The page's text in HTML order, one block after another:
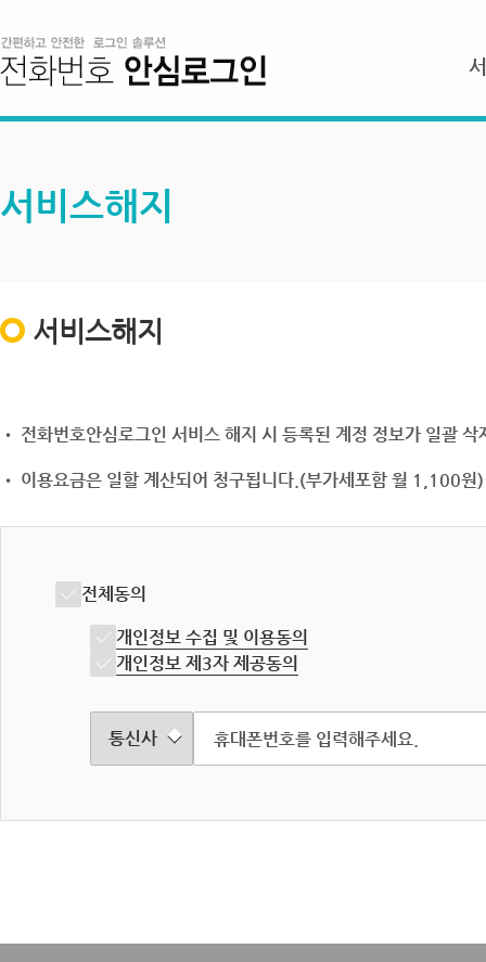
서비스해지
서비스해지
• 전화번호안심로그인 서비스 해지 시 등록된 계정 정보가 일괄
• 이용요금은 일할 계산되어 청구됩니다.(부가세포함 월 1,100원)
전체동의
개인정보 수집 및 이용동의
개인정보 제3자 제공동의